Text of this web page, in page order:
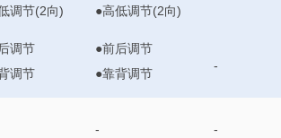
调节(2向)
●高低调节(2向)
调节
调节
●前后调节
●靠背调节
-
- -